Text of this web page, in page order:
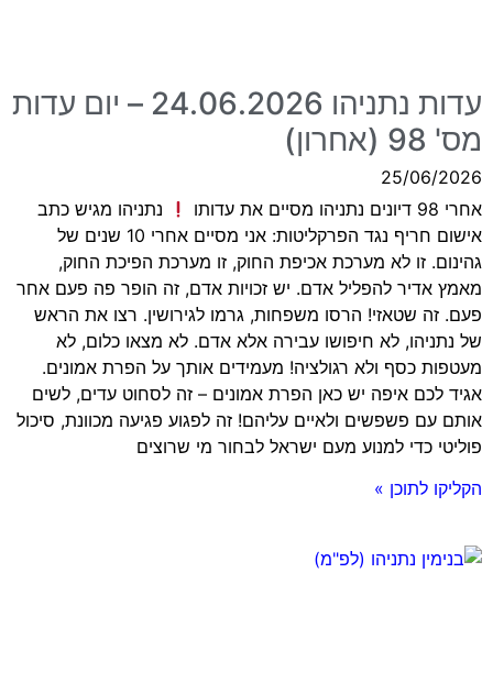
עדות נתניהו 24.06.2026 – יום עדות
מס' 98 (אחרון)
25/06/2026
אחרי 98 דיונים נתניהו מסיים את עדותו
נתניהו מגיש כתב
אישום חריף נגד הפרקליטות: אני מסיים אחרי 10 שנים של
גהינום. זו לא מערכת אכיפת החוק, זו מערכת הפיכת החוק,
מאמץ אדיר להפליל אדם. יש זכויות אדם, זה הופר פה פעם אחר
פעם. זה שטאזי! הרסו משפחות, גרמו לגירושין. רצו את הראש
של נתניהו, לא חיפושו עבירה אלא אדם. לא מצאו כלום, לא
מעטפות כסף ולא רגולציה! מעמידים אותך על הפרת אמונים.
אגיד לכם איפה יש כאן הפרת אמונים – זה לסחוט עדים, לשים
אותם עם פשפשים ולאיים עליהם! זה לפגוע פגיעה מכוונת, סיכול
פוליטי כדי למנוע מעם ישראל לבחור מי שרוצים
הקליקו לתוכן »